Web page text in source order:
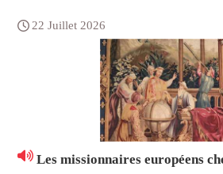
22 Juillet 2026
Les missionnaires européens